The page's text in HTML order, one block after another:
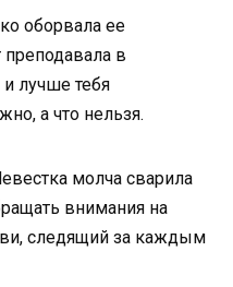
оборвала ее
в
лучше тебя
а что нельзя.
молча сварила
внимания на
следящий за каждым